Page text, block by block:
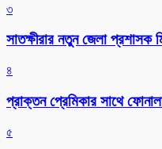
৩
সাতক্ষীরার নতুন জেলা
৪
প্রাক্তন প্রেমিকার সাথে
৫